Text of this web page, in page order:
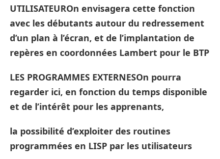
UTILISATEUROn envisagera cette fonction
avec les débutants autour du redressement
d’un plan à l’écran, et de l’implantation de
repères en coordonnées Lambert pour le BTP
LES PROGRAMMES EXTERNESOn pourra
regarder ici, en fonction du temps disponible
et de l’intérêt pour les apprenants,
la possibilité d’exploiter des routines
programmées en LISP par les utilisateurs